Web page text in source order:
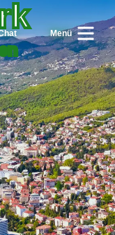
Menü